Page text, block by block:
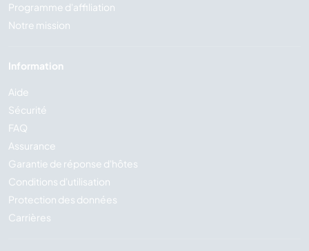
Programme d'affiliation
Notre mission
Information
Aide
Sécurité
FAQ
Assurance
Garantie de réponse d'hôtes
Conditions d'utilisation
Protection des données
Carrières